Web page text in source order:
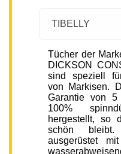
TIBELLY
Tücher der
DICKSON
sind speziell
von Markisen.
Garantie von
100%
hergestellt, so
schön
ausgerüstet